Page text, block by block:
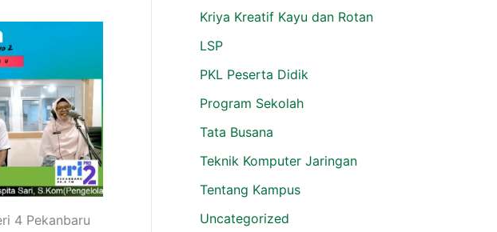
4 Pekanbaru
Kriya Kreatif Kayu dan Rotan
LSP
PKL Peserta Didik
Program Sekolah
Tata Busana
Teknik Komputer Jaringan
Tentang Kampus
Uncategorized